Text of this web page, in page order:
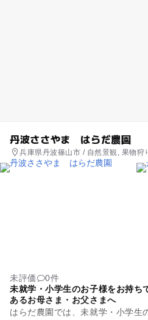
丹波ささやま はらだ農園
兵庫県丹波篠山市 / 自然景観, 果物狩
旅館, 自然体験・アクティビティ
未評価
0件
未就学・小学生のお子様をお持ち
あるお母さま・お父さまへ
はらだ農園では、未就学・小学生